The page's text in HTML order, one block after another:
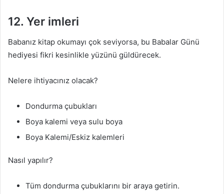
12. Yer imleri
Babanız kitap okumayı çok seviyorsa, bu Babalar Günü
hediyesi fikri kesinlikle yüzünü güldürecek.
Nelere ihtiyacınız olacak?
Dondurma çubukları
Boya kalemi veya sulu boya
Boya Kalemi/Eskiz kalemleri
Nasıl yapılır?
Tüm dondurma çubuklarını bir araya getirin.